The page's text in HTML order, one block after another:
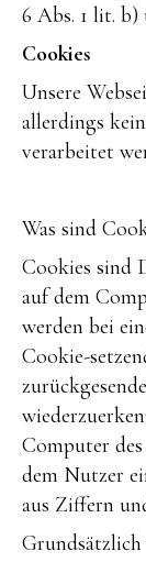
6 Abs. 1 lit.
Cookies
Unsere
allerdings
verarbeitet
Was sind
Cookies sind
auf dem
werden bei
Cookie-
Computer
dem Nutzer
aus Ziffern